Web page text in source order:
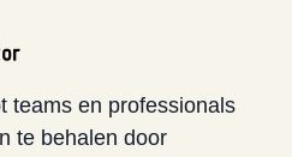
teams en professionals
te behalen door